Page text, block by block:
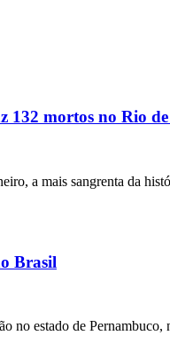
132 mortos no Rio
a mais sangrenta da
Brasil
no estado de